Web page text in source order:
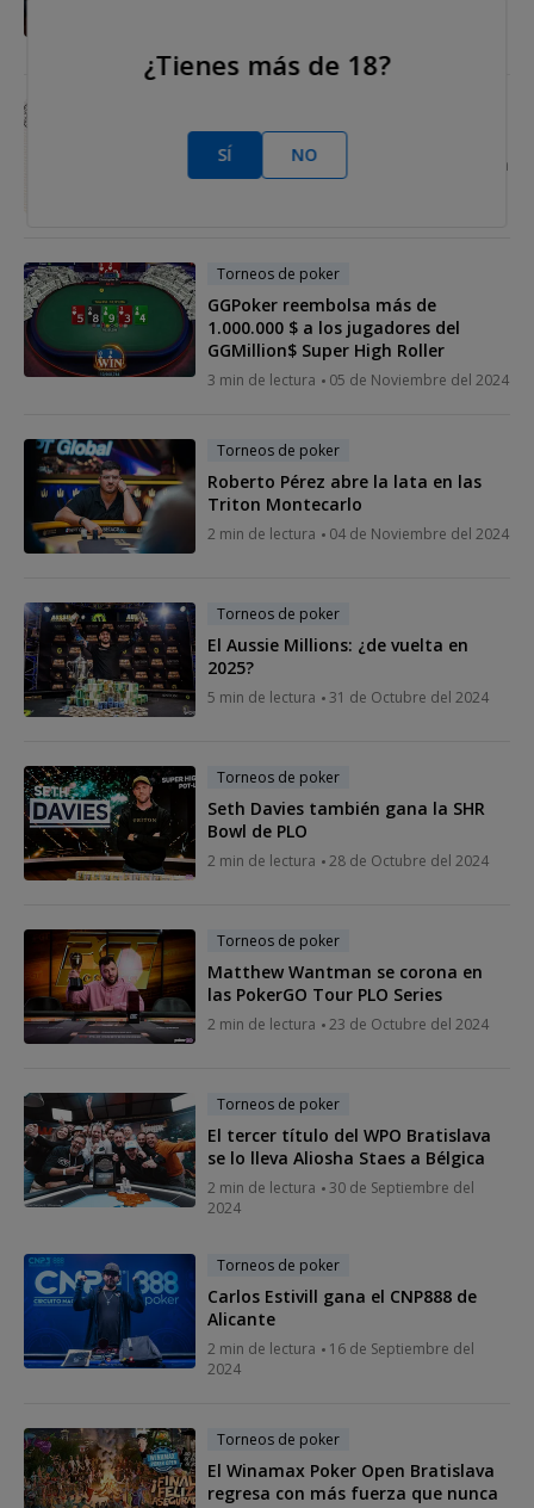
Todos los detalles sobre la etapa
inaugural del CEP 2025 en Barcelona
Torneos de poker
GGPoker reembolsa más de
1.000.000 $ a los jugadores del
GGMillion$ Super High Roller
3 min de lectura 05 de Noviembre del 2024
Torneos de poker
Roberto Pérez abre la lata en las
Triton Montecarlo
2 min de lectura 04 de Noviembre del 2024
Torneos de poker
El Aussie Millions: ¿de vuelta en
2025?
5 min de lectura 31 de Octubre del 2024
Torneos de poker
Seth Davies también gana la SHR
Bowl de PLO
2 min de lectura 28 de Octubre del 2024
Torneos de poker
Matthew Wantman se corona en
las PokerGO Tour PLO Series
2 min de lectura 23 de Octubre del 2024
Torneos de poker
El tercer título del WPO Bratislava
se lo lleva Aliosha Staes a Bélgica
2 min de lectura
30 de Septiembre del
2024
Torneos de poker
Carlos Estivill gana el CNP888 de
Alicante
2 min de lectura
16 de Septiembre del
2024
Torneos de poker
El Winamax Poker Open Bratislava
regresa con más fuerza que nunca
¿Tienes más de 18?
SÍ NO